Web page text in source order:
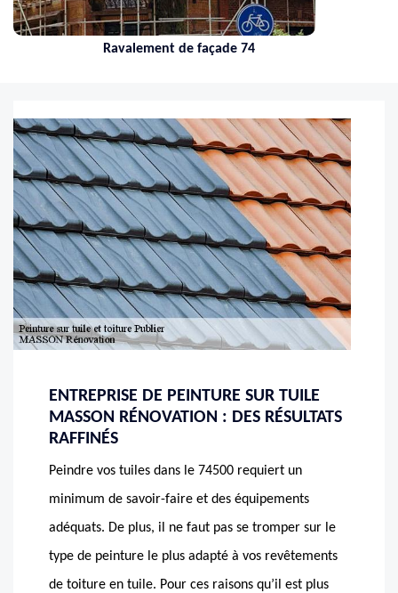
Ravalement de façade 74
ENTREPRISE DE PEINTURE SUR TUILE
MASSON RÉNOVATION : DES RÉSULTATS
RAFFINÉS
Peindre vos tuiles dans le 74500 requiert un
minimum de savoir-faire et des équipements
adéquats. De plus, il ne faut pas se tromper sur le
type de peinture le plus adapté à vos revêtements
de toiture en tuile. Pour ces raisons qu’il est plus